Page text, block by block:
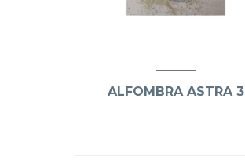
ALFOMBRA ASTRA 3